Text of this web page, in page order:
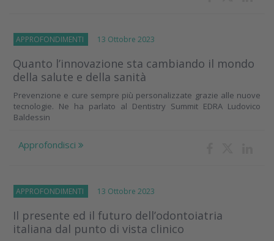
APPROFONDIMENTI 13 Ottobre 2023
Quanto l’innovazione sta cambiando il mondo
della salute e della sanità
Prevenzione e cure sempre più personalizzate grazie alle nuove
tecnologie. Ne ha parlato al Dentistry Summit EDRA Ludovico
Baldessin
Approfondisci
APPROFONDIMENTI 13 Ottobre 2023
Il presente ed il futuro dell’odontoiatria
italiana dal punto di vista clinico